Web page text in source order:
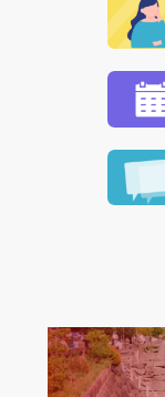
願いいたします
定された場合
ます。 （到着
程に合わせてお